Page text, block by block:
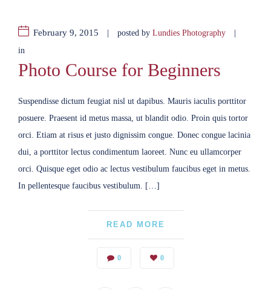
February 9, 2015 | posted by Lundies Photography |
in
Photo Course for Beginners
Suspendisse dictum feugiat nisl ut dapibus. Mauris iaculis porttitor
posuere. Praesent id metus massa, ut blandit odio. Proin quis tortor
orci. Etiam at risus et justo dignissim congue. Donec congue lacinia
dui, a porttitor lectus condimentum laoreet. Nunc eu ullamcorper
orci. Quisque eget odio ac lectus vestibulum faucibus eget in metus.
In pellentesque faucibus vestibulum. […]
READ MORE
0 0